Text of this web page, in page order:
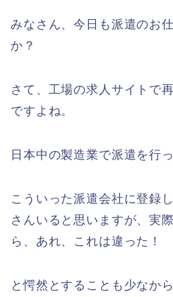
みなさん、今日も派遣のお
か？
さて、工場の求人サイトで
ですよね。
日本中の製造業で派遣を行
こういった派遣会社に登録
さんいると思いますが、実
ら、あれ、これは違った！
と愕然とすることも少なか